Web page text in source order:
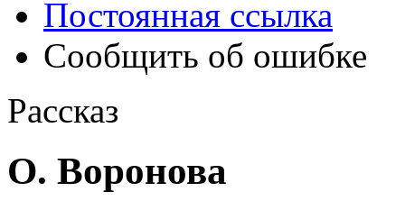
Постоянная ссылка
Сообщить об ошибке
Рассказ
О. Воронова